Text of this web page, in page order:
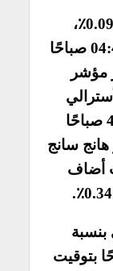
بنسبة 0.09٪،
ليبلغ 109.9845 ين في الساعة 04:48 صباحًا
مؤشر
/ ايه اس اكس 200 الأسترالي
في نفس الوقت. في الساعة 4:49 صباحًا
سانج
0.74٪ ، حيث أضاف
الياباني بنسبة
الساعة 4:35 صباحًا بتوقيت